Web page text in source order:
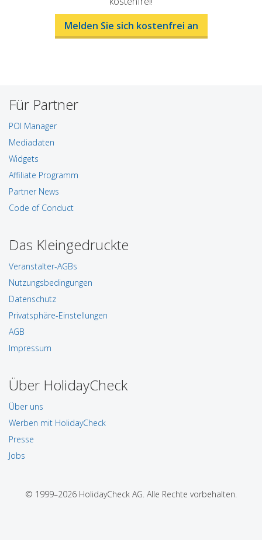
Melden Sie sich kostenfrei an
Für Partner
POI Manager
Mediadaten
Widgets
Affiliate Programm
Partner News
Code of Conduct
Das Kleingedruckte
Veranstalter-AGBs
Nutzungsbedingungen
Datenschutz
Privatsphäre-Einstellungen
AGB
Impressum
Über HolidayCheck
Über uns
Werben mit HolidayCheck
Presse
Jobs
© 1999–2026 HolidayCheck AG. Alle Rechte vorbehalten.